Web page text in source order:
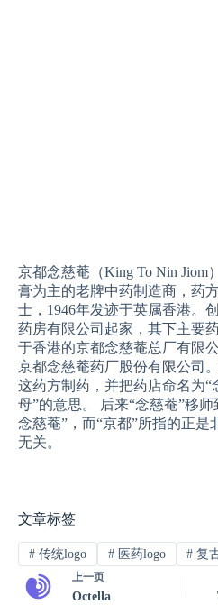
京都念慈菴（King To Nin Jiom
膏为主的老牌中药制造商，药
士，1946年发迹于英属香港。
药房有限公司起家，其下主要
于香港的京都念慈菴总厂有限
京都念慈菴药厂股份有限公司
这药方制药，并把药店命名为“
母”的意思。 后来“念慈菴”移
念慈菴”，而“京都”所指的正是
无关。
文章标签
#传统logo #医药logo # 复
上一页
Octella